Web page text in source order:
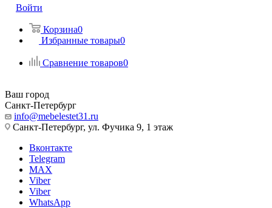
Войти
Корзина0
Избранные товары0
Сравнение товаров0
Ваш город
Санкт-Петербург
info@mebelestet31.ru
Санкт-Петербург, ул. Фучика 9, 1 этаж
Вконтакте
Telegram
MAX
Viber
Viber
WhatsApp